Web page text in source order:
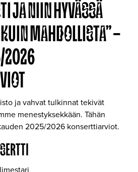
JA NIIN HYVÄSSÄ
MAHDOLLISTA” –
2026
ja vahvat tulkinnat tekivät
menestyksekkään. Tähän
2025/2026 konserttiarviot.